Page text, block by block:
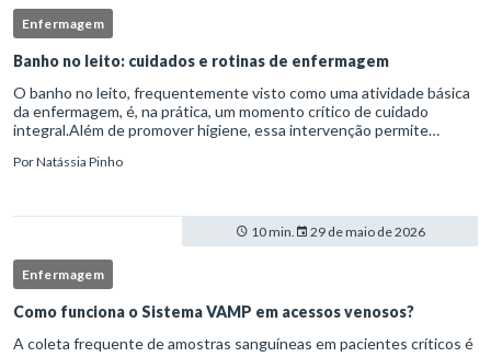
Enfermagem
Banho no leito: cuidados e rotinas de enfermagem
O banho no leito, frequentemente visto como uma atividade básica
da enfermagem, é, na prática, um momento crítico de cuidado
integral.Além de promover higiene, essa intervenção permite
PorNatássia Pinho
10 min. 29 de maio de 2026
Enfermagem
Como funciona o Sistema VAMP em acessos venosos?
A coleta frequente de amostras sanguíneas em pacientes críticos é